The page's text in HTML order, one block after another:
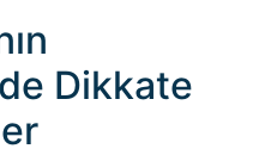
Dikkate